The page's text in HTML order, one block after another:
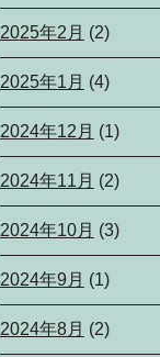
2025年2月 (2)
2025年1月 (4)
2024年12月 (1)
2024年11月 (2)
2024年10月 (3)
2024年9月 (1)
2024年8月 (2)